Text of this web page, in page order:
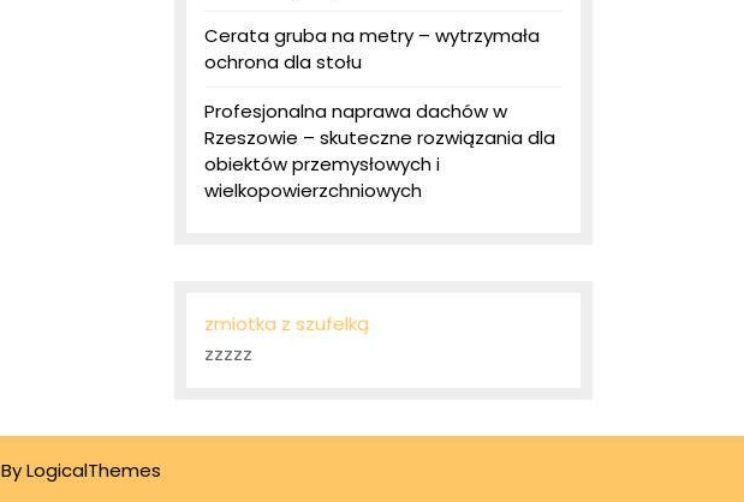
Cerata gruba na metry – wytrzymała
ochrona dla stołu
Profesjonalna naprawa dachów w
Rzeszowie – skuteczne rozwiązania dla
obiektów przemysłowych i
wielkopowierzchniowych
zmiotka z szufelką
zzzzz
By LogicalThemes